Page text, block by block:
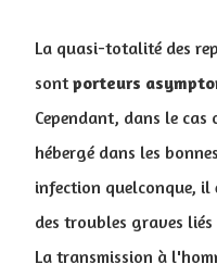
La quasi-totalité des
sontporteurs
Cependant, dans le
hébergé dans les
infection quelconque, il
des troubles graves
La transmission à